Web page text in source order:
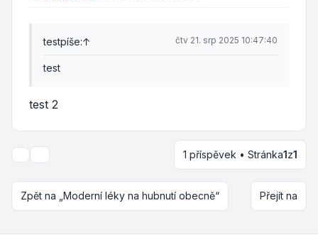
testpíše:↑ čtv 21. srp 2025 10:47:40
test
test 2
Nástroje tématu 1 příspěvek • Stránka1z1
Zpět na „Moderní léky na hubnutí obecně“ Přejít na